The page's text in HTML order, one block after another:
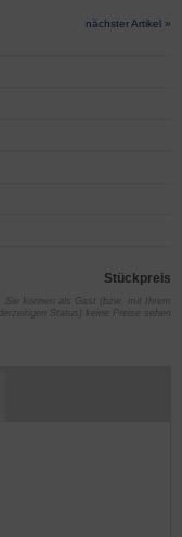
nächster Artikel »
Stückpreis
Sie können als Gast (bzw. mit Ihrem
derzeitigen Status) keine Preise sehen